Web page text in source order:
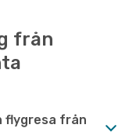
från
flygresa från